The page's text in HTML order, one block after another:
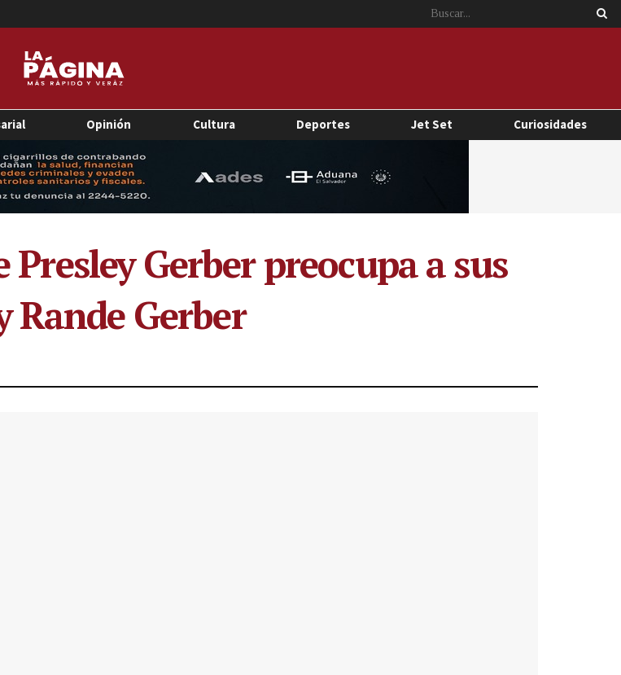
Opinión Cultura Deportes Jet Set Curiosidades
Gerber preocupa a sus
Rande Gerber